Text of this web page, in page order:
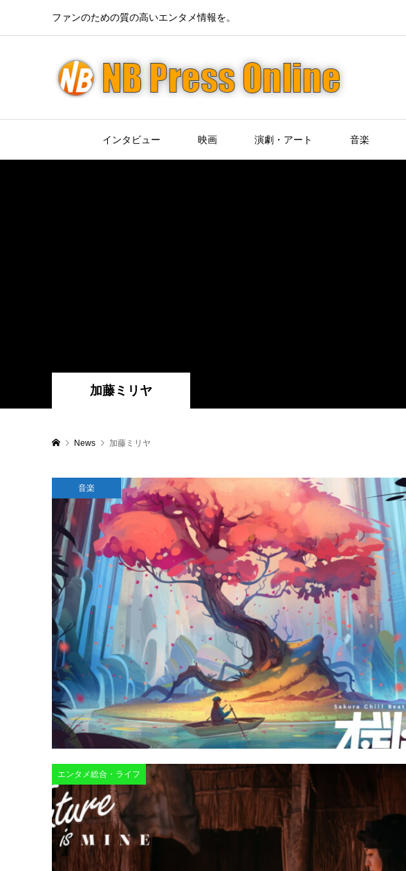
ファンのための質の高いエンタメ情報を。
インタビュー 映画 演劇・アート 音楽
加藤ミリヤ
News 加藤ミリヤ
音楽
エンタメ総合・ライフ